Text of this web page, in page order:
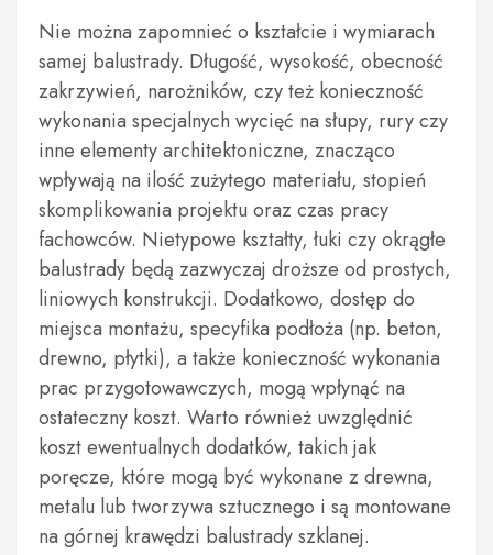
Nie można zapomnieć o kształcie i wymiarach
samej balustrady. Długość, wysokość, obecność
zakrzywień, narożników, czy też konieczność
wykonania specjalnych wycięć na słupy, rury czy
inne elementy architektoniczne, znacząco
wpływają na ilość zużytego materiału, stopień
skomplikowania projektu oraz czas pracy
fachowców. Nietypowe kształty, łuki czy okrągłe
balustrady będą zazwyczaj droższe od prostych,
liniowych konstrukcji. Dodatkowo, dostęp do
miejsca montażu, specyfika podłoża (np. beton,
drewno, płytki), a także konieczność wykonania
prac przygotowawczych, mogą wpłynąć na
ostateczny koszt. Warto również uwzględnić
koszt ewentualnych dodatków, takich jak
poręcze, które mogą być wykonane z drewna,
metalu lub tworzywa sztucznego i są montowane
na górnej krawędzi balustrady szklanej.